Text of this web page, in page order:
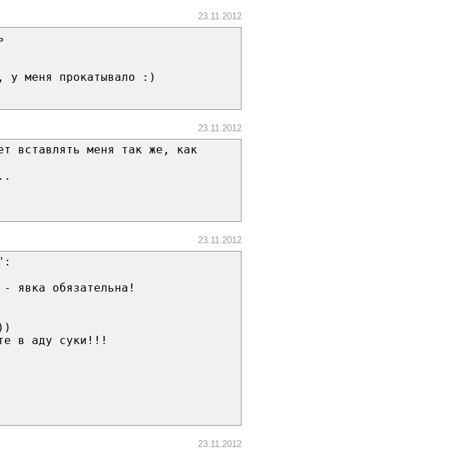
23.11.2012
у меня прокатывало :)
23.11.2012
вставлять меня так же, как
23.11.2012
явка обязательна!
в аду суки!!!
23.11.2012